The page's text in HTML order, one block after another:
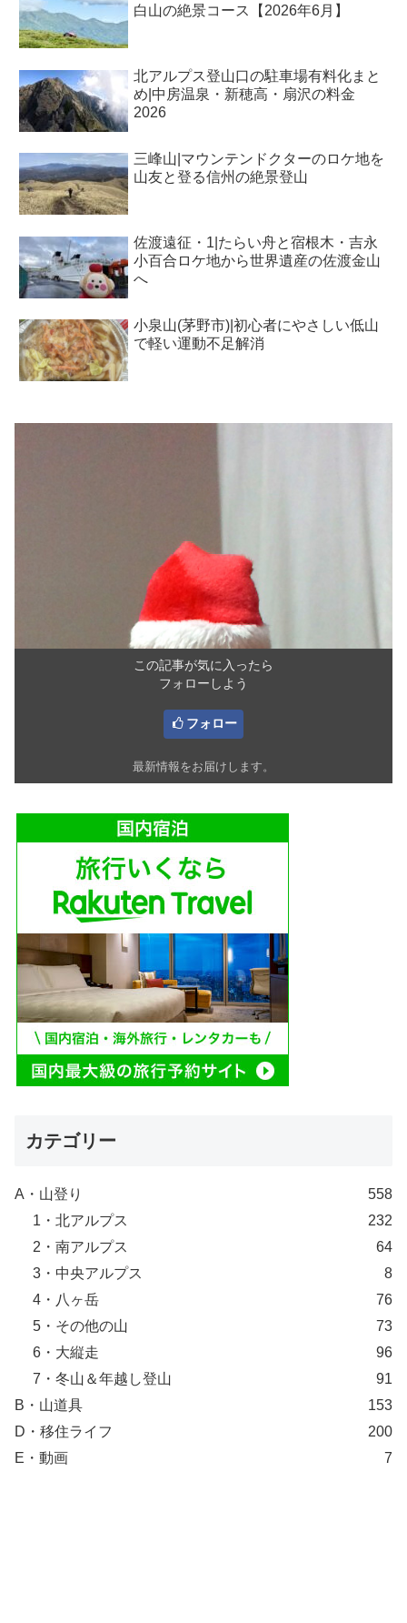
白山の絶景コース【2026年6月】
北アルプス登山口の駐車場有料化まと
め|中房温泉・新穂高・扇沢の料金
2026
三峰山|マウンテンドクターのロケ地を
山友と登る信州の絶景登山
佐渡遠征・1|たらい舟と宿根木・吉永
小百合ロケ地から世界遺産の佐渡金山
へ
小泉山(茅野市)|初心者にやさしい低山
で軽い運動不足解消
この記事が気に入ったら
フォローしよう
フォロー
最新情報をお届けします。
カテゴリー
A・山登り
558
1・北アルプス
232
2・南アルプス
64
3・中央アルプス
8
4・八ヶ岳
76
5・その他の山
73
6・大縦走
96
7・冬山＆年越し登山
91
B・山道具
153
D・移住ライフ
200
E・動画
7